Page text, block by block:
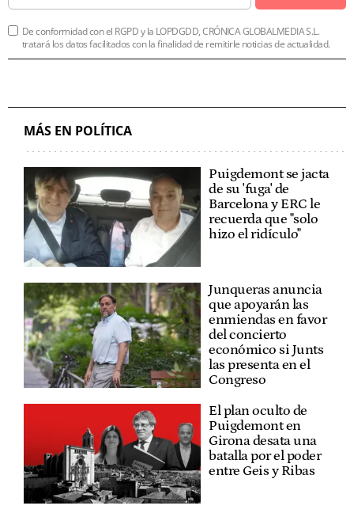
De conformidad con el RGPD y la LOPDGDD, CRÓNICA GLOBALMEDIA S.L.
tratará los datos facilitados con la finalidad de remitirle noticias de actualidad.
MÁS EN POLÍTICA
Puigdemont se jacta
de su 'fuga' de
Barcelona y ERC le
recuerda que "solo
hizo el ridículo"
Junqueras anuncia
que apoyarán las
enmiendas en favor
del concierto
económico si Junts
las presenta en el
Congreso
El plan oculto de
Puigdemont en
Girona desata una
batalla por el poder
entre Geis y Ribas